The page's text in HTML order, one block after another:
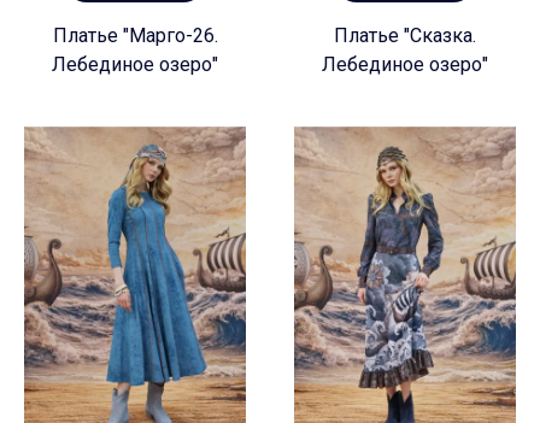
Платье "Марго-26.
Лебединое озеро"
Платье "Сказка.
Лебединое озеро"